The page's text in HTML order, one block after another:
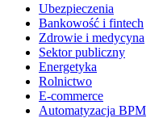
Ubezpieczenia
Bankowość i fintech
Zdrowie i medycyna
Sektor publiczny
Energetyka
Rolnictwo
E-commerce
Automatyzacja BPM